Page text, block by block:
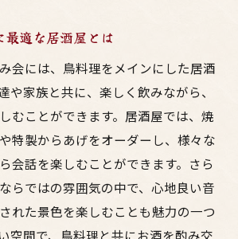
適な居酒屋とは
会には、鳥料理をメインにした居酒
や家族と共に、楽しく飲みながら、
むことができます。居酒屋では、焼
特製からあげをオーダーし、様々な
会話を楽しむことができます。さら
らではの雰囲気の中で、心地良い音
れた景色を楽しむことも魅力の一つ
空間で、鳥料理と共にお酒を酌み交